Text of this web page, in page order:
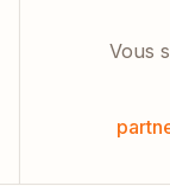
Vous